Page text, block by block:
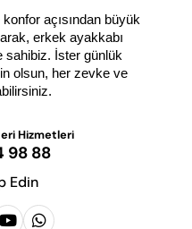
açısından büyük
erkek ayakkabı
sahibiz. İster günlük
olsun, her zevke ve
Hizmetleri
98 88
Edin